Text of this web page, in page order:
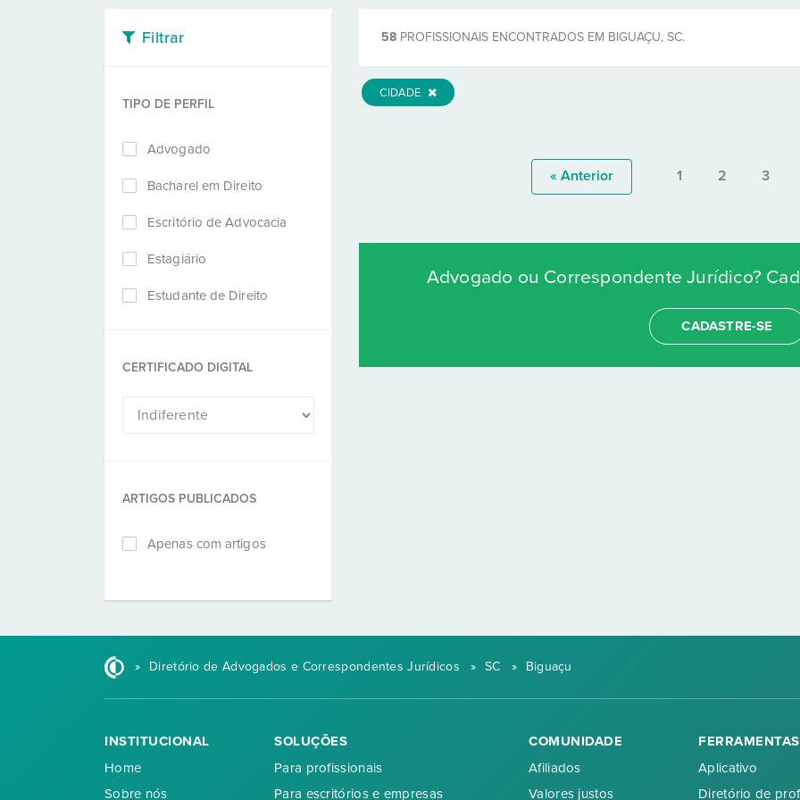
Filtrar
TIPO DE PERFIL
Advogado
Bacharel em Direito
Escritório de Advocacia
Estagiário
Estudante de Direito
CERTIFICADO DIGITAL
ARTIGOS PUBLICADOS
Apenas com artigos
58 PROFISSIONAIS ENCONTRADOS EM BIGUAÇU, SC.
CIDADE
« Anterior 1 2 3
Advogado ou Correspondente Jurídico?
CADASTRE-SE
» Diretório de Advogados e Correspondentes Jurídicos » SC » Biguaçu
INSTITUCIONAL
Home
Sobre nós
SOLUÇÕES
Para profissionais
Para escritórios e empresas
COMUNIDADE
Afiliados
Valores justos
FERRAMENTAS
Aplicativo
Diretório de